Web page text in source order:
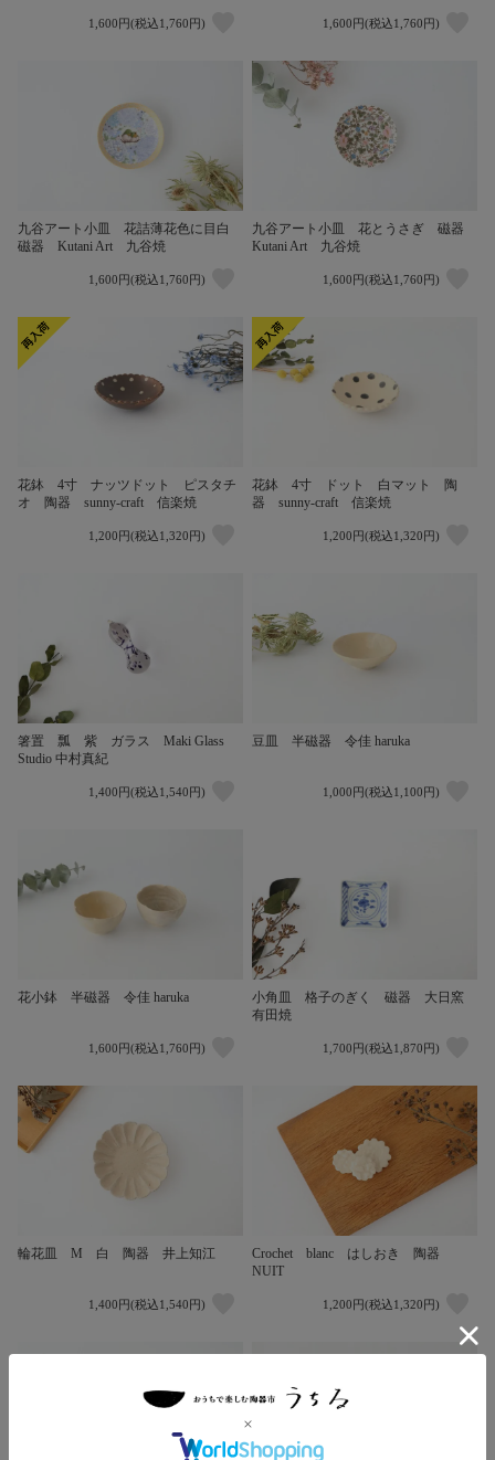
1,600円(税込1,760円) 1,600円(税込1,760円)
九谷アート小皿 花詰薄花色に目白
磁器 Kutani Art 九谷焼
1,600円(税込1,760円)
九谷アート小皿 花とうさぎ 磁器
Kutani Art 九谷焼
1,600円(税込1,760円)
花鉢 4寸 ナッツドット ピスタチ
オ 陶器 sunny-craft 信楽焼
1,200円(税込1,320円)
花鉢 4寸 ドット 白マット 陶
器 sunny-craft 信楽焼
1,200円(税込1,320円)
箸置 瓢 紫 ガラス Maki Glass
Studio 中村真紀
1,400円(税込1,540円)
豆皿 半磁器 令佳 haruka
1,000円(税込1,100円)
花小鉢 半磁器 令佳 haruka
1,600円(税込1,760円)
小角皿 格子のぎく 磁器 大日窯
有田焼
1,700円(税込1,870円)
輪花皿 M 白 陶器 井上知江
1,400円(税込1,540円)
Crochet blanc はしおき 陶器
NUIT
1,200円(税込1,320円)